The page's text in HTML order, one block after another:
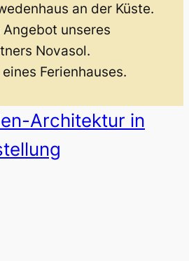
an der Küste.
unseres
Novasol.
Ferienhauses.
Architektur in